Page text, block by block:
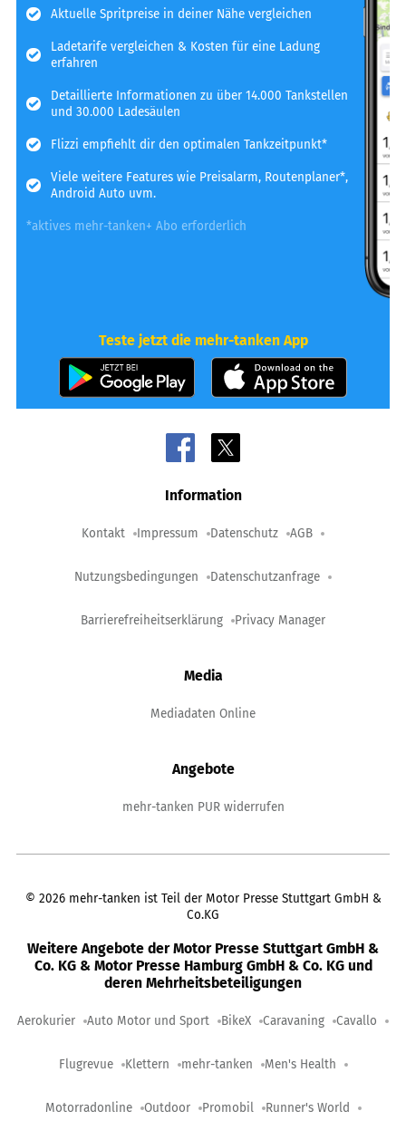
Aktuelle Spritpreise in deiner Nähe vergleichen
Ladetarife vergleichen & Kosten für eine Ladung
erfahren
Detaillierte Informationen zu über 14.000 Tankstellen
und 30.000 Ladesäulen
Flizzi empfiehlt dir den optimalen Tankzeitpunkt*
Viele weitere Features wie Preisalarm, Routenplaner*,
Android Auto uvm.
*aktives mehr-tanken+ Abo erforderlich
Teste jetzt die mehr-tanken App
Information
Kontakt Impressum Datenschutz AGB
Nutzungsbedingungen Datenschutzanfrage
Barrierefreiheitserklärung Privacy Manager
Media
Mediadaten Online
Angebote
mehr-tanken PUR widerrufen
© 2026 mehr-tanken ist Teil der Motor Presse Stuttgart GmbH &
Co.KG
Weitere Angebote der Motor Presse Stuttgart GmbH &
Co. KG & Motor Presse Hamburg GmbH & Co. KG und
deren Mehrheitsbeteiligungen
Aerokurier Auto Motor und Sport BikeX Caravaning Cavallo
Flugrevue Klettern mehr-tanken Men's Health
Motorradonline Outdoor Promobil Runner's World